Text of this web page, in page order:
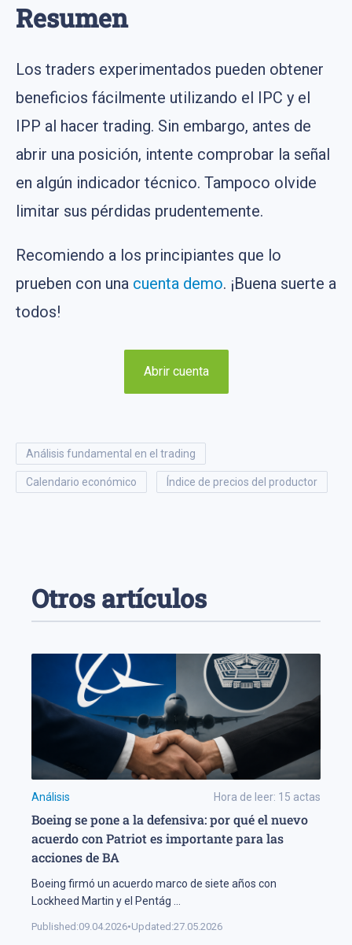
Resumen
Los traders experimentados pueden obtener
beneficios fácilmente utilizando el IPC y el
IPP al hacer trading. Sin embargo, antes de
abrir una posición, intente comprobar la señal
en algún indicador técnico. Tampoco olvide
limitar sus pérdidas prudentemente.
Recomiendo a los principiantes que lo
prueben con una cuenta demo. ¡Buena suerte a
todos!
Abrir cuenta
análisis fundamental en el trading
calendario económico índice de precios del productor
Otros artículos
Análisis Hora de leer: 15 actas
Boeing se pone a la defensiva: por qué el nuevo
acuerdo con Patriot es importante para las
acciones de BA
Boeing firmó un acuerdo marco de siete años con
Lockheed Martin y el Pentág ...
Published:09.04.2026•Updated:27.05.2026